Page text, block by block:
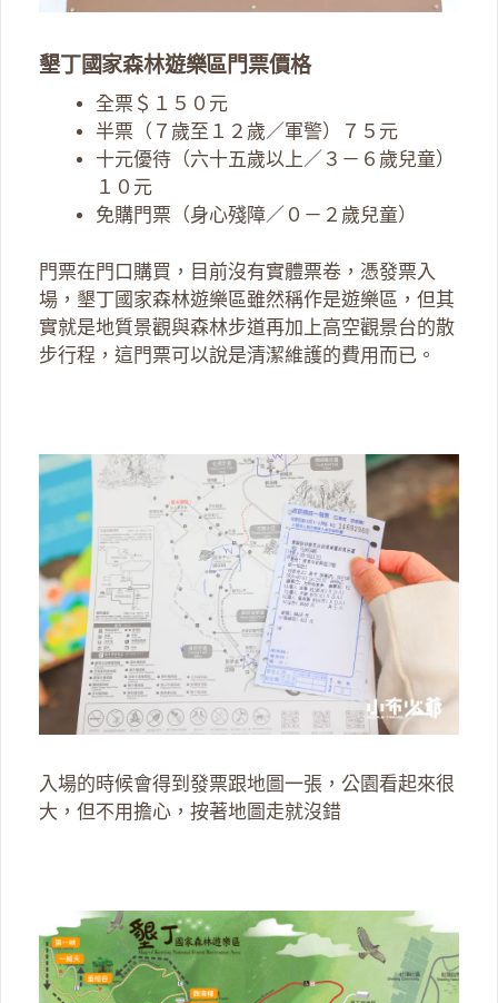
墾丁國家森林遊樂區門票價格
全票＄１５０元
半票（７歲至１２歲／軍警）７５元
十元優待（六十五歲以上／３－６歲兒童）
１０元
免購門票（身心殘障／０－２歲兒童）
門票在門口購買，目前沒有實體票卷，憑發票入
場，墾丁國家森林遊樂區雖然稱作是遊樂區，但其
實就是地質景觀與森林步道再加上高空觀景台的散
步行程，這門票可以說是清潔維護的費用而已。
入場的時候會得到發票跟地圖一張，公園看起來很
大，但不用擔心，按著地圖走就沒錯